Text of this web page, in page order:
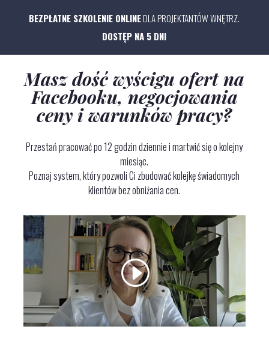
BEZPŁATNE SZKOLENIE ONLINEDLA PROJEKTANTÓW WNĘTRZ.
DOSTĘP NA 5 DNI
Masz dość wyścigu ofert na
Facebooku, negocjowania
ceny i warunków pracy?
Przestań pracować po 12 godzin dziennie i martwić się o kolejny
miesiąc.
Poznaj system, który pozwoli Ci zbudować kolejkę świadomych
klientów bez obniżania cen.